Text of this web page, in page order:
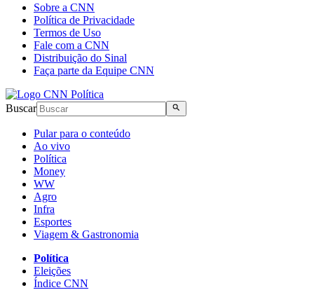
Sobre a CNN
Política de Privacidade
Termos de Uso
Fale com a CNN
Distribuição do Sinal
Faça parte da Equipe CNN
Buscar
Pular para o conteúdo
Ao vivo
Política
Money
WW
Agro
Infra
Esportes
Viagem & Gastronomia
Política
Eleições
Índice CNN